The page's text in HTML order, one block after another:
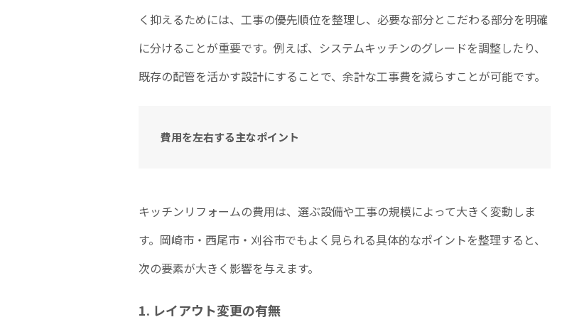
く抑えるためには、工事の優先順位を整理し、必要な部分とこだわる部分を明確
に分けることが重要です。例えば、システムキッチンのグレードを調整したり、
既存の配管を活かす設計にすることで、余計な工事費を減らすことが可能です。
費用を左右する主なポイント
キッチンリフォームの費用は、選ぶ設備や工事の規模によって大きく変動しま
す。岡崎市・西尾市・刈谷市でもよく見られる具体的なポイントを整理すると、
次の要素が大きく影響を与えます。
1. レイアウト変更の有無